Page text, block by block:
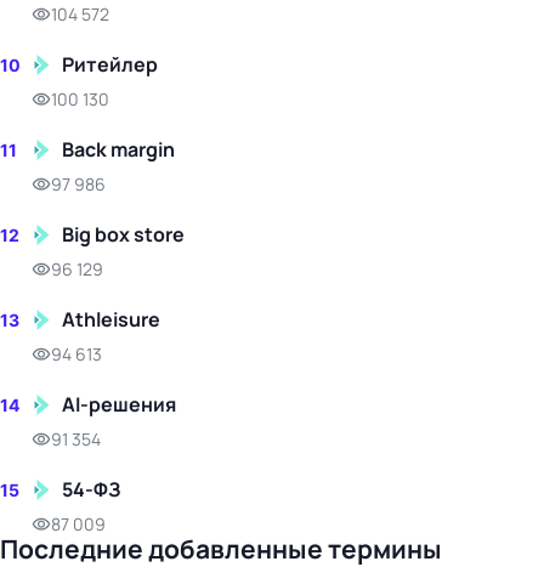
104 572
10 Ритейлер
100 130
11 Back margin
97 986
12 Big box store
96 129
13 Athleisure
94 613
14 AI-решения
91 354
15 54-ФЗ
87 009
Последние добавленные термины